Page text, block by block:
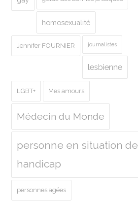
homosexualité
Jennifer FOURNIER journalistes
lesbienne
LGBT+ Mes amours
Médecin du Monde
personne en situation de
handicap
personnes agées